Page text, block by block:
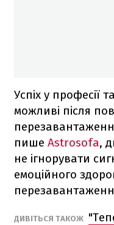
Успіх у професії
можливі після
пише Astrosofa,
не ігнорувати
емоційного
ДИВІТЬСЯ ТАКОЖ